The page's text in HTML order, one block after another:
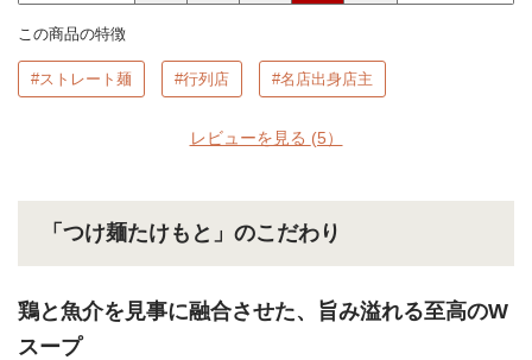
この商品の特徴
#ストレート麺 #行列店 #名店出身店主
レビューを見る (5）
「つけ麺たけもと」のこだわり
鶏と魚介を見事に融合させた、旨み溢れる至高のW
スープ